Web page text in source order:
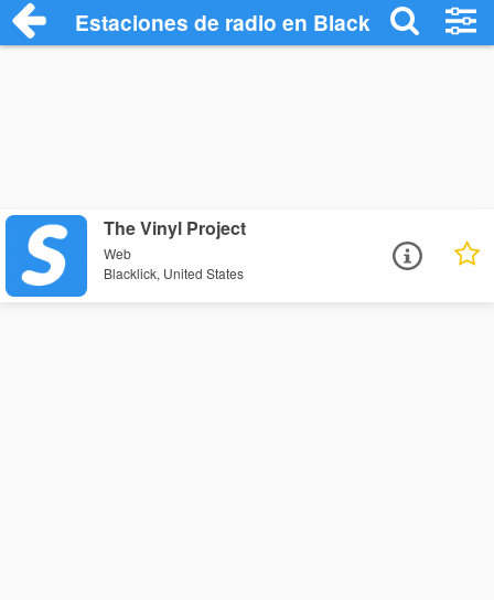
Estaciones de radio en Blacklick -
The Vinyl Project
Web
Blacklick, United States